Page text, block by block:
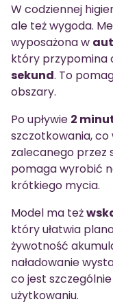
W codziennej
ale też wygoda.
wyposażona w
który przypomina
sekund. To
obszary.
Po upływie 2
szczotkowania,
zalecanego przez
pomaga wyrobić
krótkiego mycia.
Model ma też
który ułatwia
żywotność
naładowanie
co jest
użytkowaniu.